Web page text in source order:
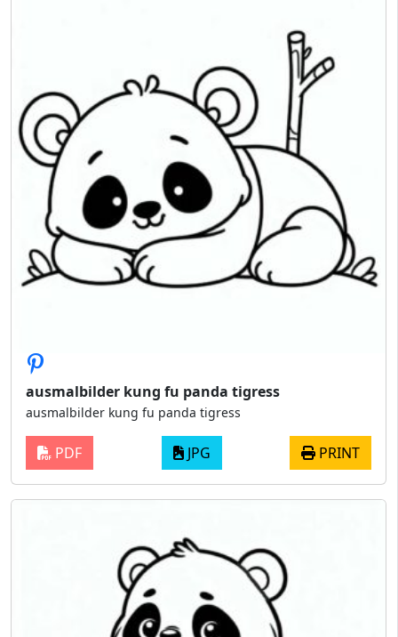
ausmalbilder kung fu panda tigress
ausmalbilder kung fu panda tigress
PDF JPG PRINT